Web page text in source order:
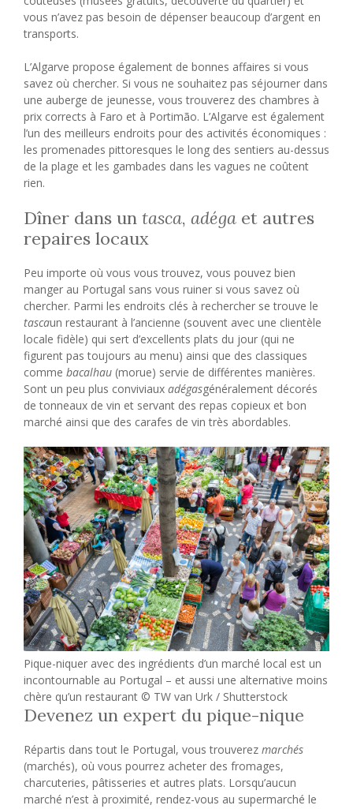
vous n’avez pas besoin de dépenser beaucoup d’argent en
transports.
L’Algarve propose également de bonnes affaires si vous
savez où chercher. Si vous ne souhaitez pas séjourner dans
une auberge de jeunesse, vous trouverez des chambres à
prix corrects à Faro et à Portimão. L’Algarve est également
l’un des meilleurs endroits pour des activités économiques :
les promenades pittoresques le long des sentiers au-dessus
de la plage et les gambades dans les vagues ne coûtent
rien.
Dîner dans un tasca, adéga et autres
repaires locaux
Peu importe où vous vous trouvez, vous pouvez bien
manger au Portugal sans vous ruiner si vous savez où
chercher. Parmi les endroits clés à rechercher se trouve le
tascaun restaurant à l’ancienne (souvent avec une clientèle
locale fidèle) qui sert d’excellents plats du jour (qui ne
figurent pas toujours au menu) ainsi que des classiques
comme bacalhau (morue) servie de différentes manières.
Sont un peu plus conviviaux adégasgénéralement décorés
de tonneaux de vin et servant des repas copieux et bon
marché ainsi que des carafes de vin très abordables.
Pique-niquer avec des ingrédients d’un marché local est un
incontournable au Portugal – et aussi une alternative moins
chère qu’un restaurant © TW van Urk / Shutterstock
Devenez un expert du pique-nique
Répartis dans tout le Portugal, vous trouverez marchés
(marchés), où vous pourrez acheter des fromages,
charcuteries, pâtisseries et autres plats. Lorsqu’aucun
marché n’est à proximité, rendez-vous au supermarché le